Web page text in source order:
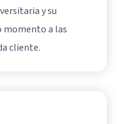
y su
momento a las
cliente.